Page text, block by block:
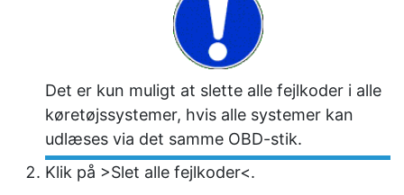
Det er kun muligt at slette alle fejlkoder i alle
køretøjssystemer, hvis alle systemer kan
udlæses via det samme OBD-stik.
Klik på >Slet alle fejlkoder<.